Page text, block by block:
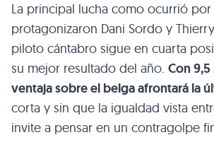
La principal lucha como ocurrió por
protagonizaron Dani Sordo y
piloto cántabro sigue en cuarta
su mejor resultado del año. Con
ventaja sobre el belga afrontará la
corta y sin que la igualdad vista
invite a pensar en un contragolpe